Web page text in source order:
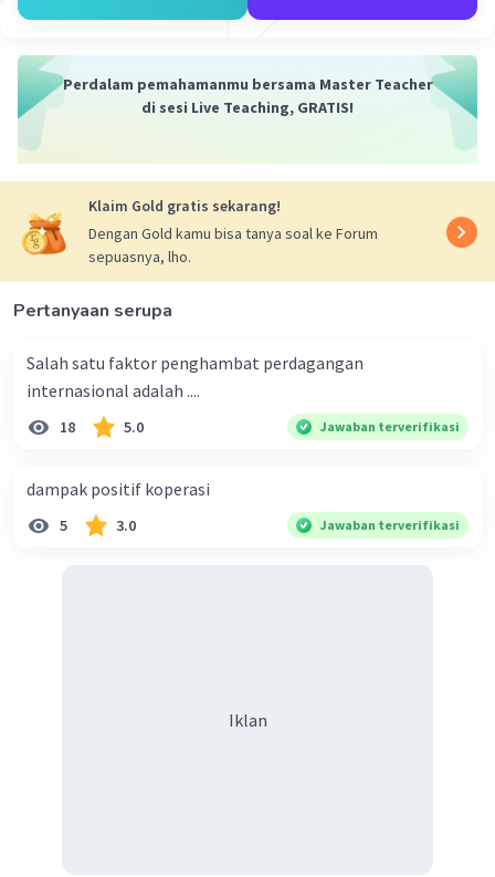
Perdalam pemahamanmu bersama Master Teacher
di sesi Live Teaching, GRATIS!
Klaim Gold gratis sekarang!
Dengan Gold kamu bisa tanya soal ke Forum
sepuasnya, lho.
Pertanyaan serupa
Salah satu faktor penghambat perdagangan
internasional adalah ....
18 5.0 Jawaban terverifikasi
dampak positif koperasi
5 3.0 Jawaban terverifikasi
Iklan